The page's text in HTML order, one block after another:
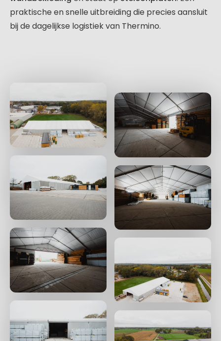
praktische en snelle uitbreiding die precies aansluit
bij de dagelijkse logistiek van Thermino.